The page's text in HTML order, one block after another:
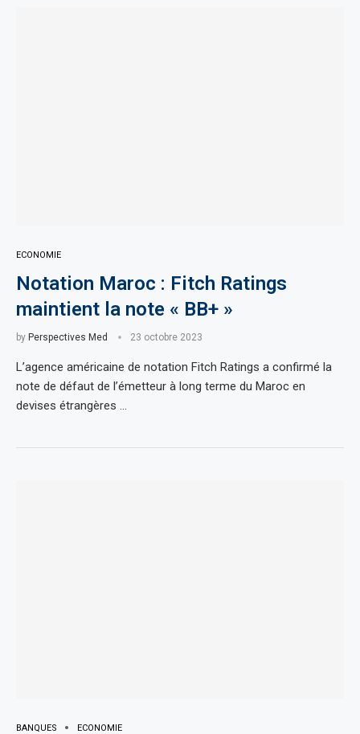
ECONOMIE
Notation Maroc : Fitch Ratings
maintient la note « BB+ »
by Perspectives Med 23 octobre 2023
L’agence américaine de notation Fitch Ratings a confirmé la
note de défaut de l’émetteur à long terme du Maroc en
devises étrangères …
BANQUES ECONOMIE